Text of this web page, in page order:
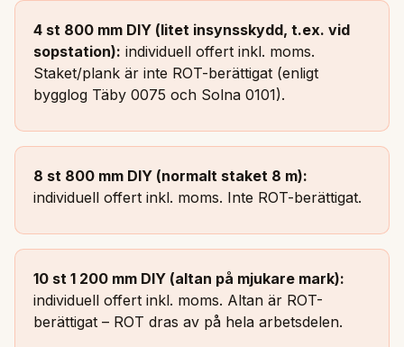
4 st 800 mm DIY (litet insynsskydd, t.ex. vid
sopstation): individuell offert inkl. moms.
Staket/plank är inte ROT-berättigat (enligt
bygglog Täby 0075 och Solna 0101).
8 st 800 mm DIY (normalt staket 8 m):
individuell offert inkl. moms. Inte ROT-berättigat.
10 st 1 200 mm DIY (altan på mjukare mark):
individuell offert inkl. moms. Altan är ROT-
berättigat – ROT dras av på hela arbetsdelen.